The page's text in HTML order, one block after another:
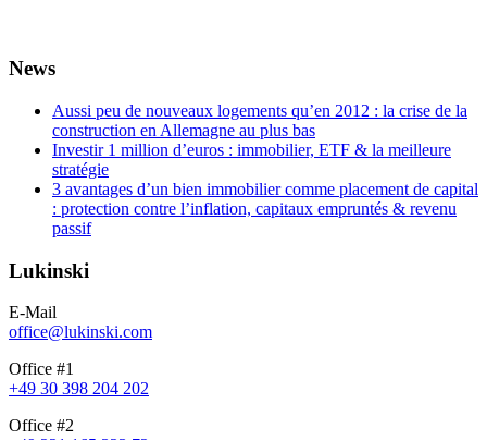
News
Aussi peu de nouveaux logements qu’en 2012 : la crise de la
construction en Allemagne au plus bas
Investir 1 million d’euros : immobilier, ETF & la meilleure
stratégie
3 avantages d’un bien immobilier comme placement de capital
: protection contre l’inflation, capitaux empruntés & revenu
passif
Lukinski
E-Mail
office@lukinski.com
Office #1
+49 30 398 204 202
Office #2